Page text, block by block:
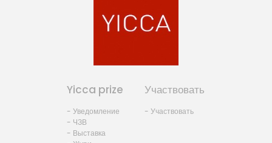
Yicca prize
- Уведомление
- ЧЗВ
- Выставка
Участвовать
- Участвовать